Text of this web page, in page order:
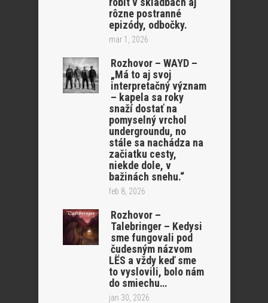
rôzne postranné
epizódy, odbočky.
mar 1, 2026
Rozhovor – WAYD –
„Má to aj svoj
interpretačný význam
– kapela sa roky
snaží dostať na
pomyselný vrchol
undergroundu, no
stále sa nachádza na
začiatku cesty,
niekde dole, v
bažinách snehu.“
feb 8, 2026
Rozhovor –
Talebringer – Kedysi
sme fungovali pod
čudesným názvom
LËS a vždy keď sme
to vyslovili, bolo nám
do smiechu…
jan 30, 2026